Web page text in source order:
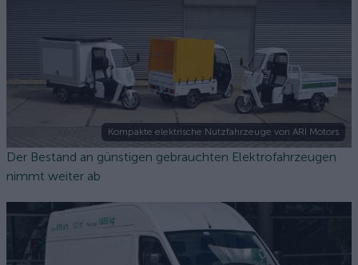
Kompakte elektrische Nutzfahrzeuge von ARI Motors
Der Bestand an günstigen gebrauchten Elektrofahrzeugen
nimmt weiter ab